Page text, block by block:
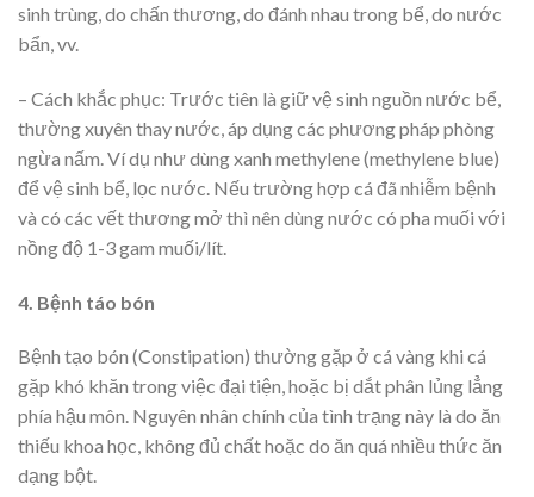
sinh trùng, do chấn thương, do đánh nhau trong bể, do nước
bẩn, vv.
– Cách khắc phục: Trước tiên là giữ vệ sinh nguồn nước bể,
thường xuyên thay nước, áp dụng các phương pháp phòng
ngừa nấm. Ví dụ như dùng xanh methylene (methylene blue)
để vệ sinh bể, lọc nước. Nếu trường hợp cá đã nhiễm bệnh
và có các vết thương mở thì nên dùng nước có pha muối với
nồng độ 1-3 gam muối/lít.
4. Bệnh táo bón
Bệnh tạo bón (Constipation) thường gặp ở cá vàng khi cá
gặp khó khăn trong việc đại tiện, hoặc bị dắt phân lủng lẳng
phía hậu môn. Nguyên nhân chính của tình trạng này là do ăn
thiếu khoa học, không đủ chất hoặc do ăn quá nhiều thức ăn
dạng bột.